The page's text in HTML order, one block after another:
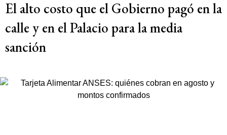
El alto costo que el Gobierno pagó en la
calle y en el Palacio para la media
sanción